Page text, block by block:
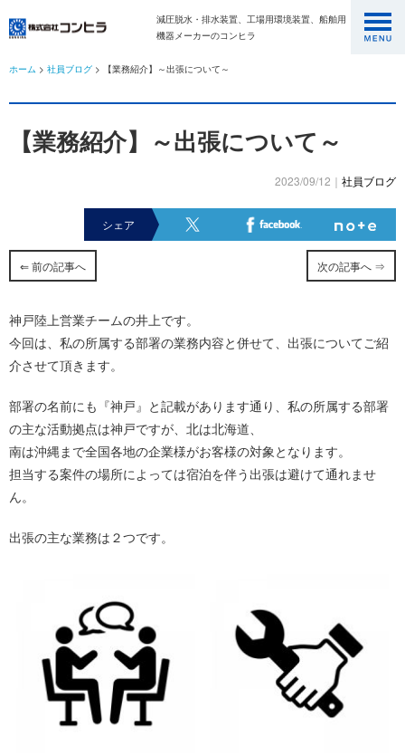
減圧脱水・排水装置、工場用環境装置、船舶用
機器メーカーのコンヒラ
ホーム > 社員ブログ > 【業務紹介】～出張について～
【業務紹介】～出張について～
2023/09/12｜ 社員ブログ
シェア
⇐ 前の記事へ 次の記事へ ⇒
神戸陸上営業チームの井上です。
今回は、私の所属する部署の業務内容と併せて、出張についてご紹
介させて頂きます。
部署の名前にも『神戸』と記載があります通り、私の所属する部署
の主な活動拠点は神戸ですが、北は北海道、
南は沖縄まで全国各地の企業様がお客様の対象となります。
担当する案件の場所によっては宿泊を伴う出張は避けて通れませ
ん。
出張の主な業務は２つです。